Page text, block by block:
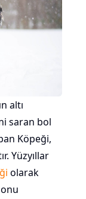
altı
saran bol
Köpeği,
Yüzyıllar
olarak
onu